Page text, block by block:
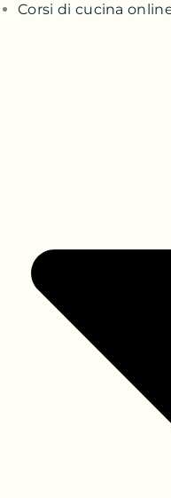
Corsi di cucina